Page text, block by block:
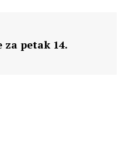
za petak 14.